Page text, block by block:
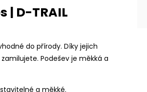
| D-TRAIL
do přírody. Díky jejich
Podešev je měkká a
a měkké.